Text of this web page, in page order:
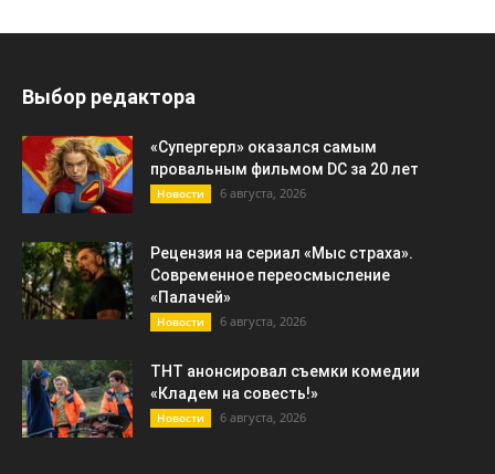
Выбор редактора
«Супергерл» оказался самым
провальным фильмом DC за 20 лет
Новости 6 августа, 2026
Рецензия на сериал «Мыс страха».
Современное переосмысление
«Палачей»
Новости 6 августа, 2026
ТНТ анонсировал съемки комедии
«Кладем на совесть!»
Новости 6 августа, 2026